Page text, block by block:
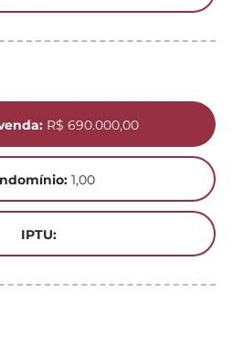
R$ 690.000,00
1,00
IPTU: